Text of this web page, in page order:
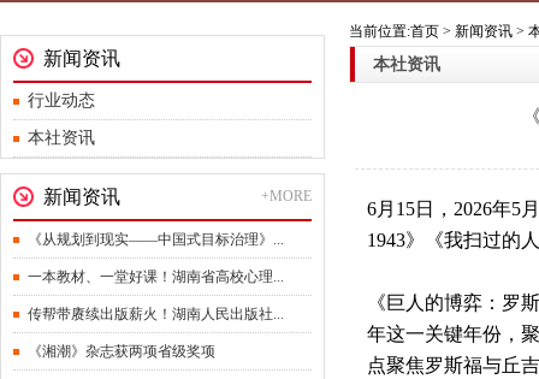
新闻资讯
行业动态
本社资讯
新闻资讯 +MORE
《从规划到现实——中国式目标治理》...
一本教材、一堂好课！湖南省高校心理...
传帮带赓续出版薪火！湖南人民出版社...
《湘潮》杂志获两项省级奖项
当前位置:首页 > 新闻资讯 >
本社资讯
6月15日，2026年5
1943》
《我扫过的
《巨人的博弈 ：罗
年这一关键年份，
点聚焦罗斯福与丘